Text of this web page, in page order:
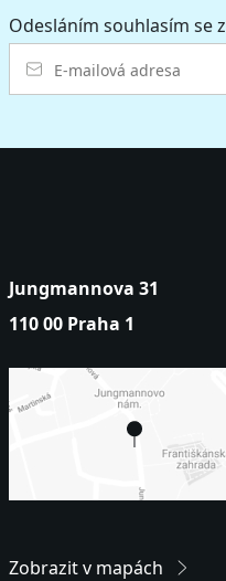
Odesláním souhlasím se
Jungmannova 31
110 00 Praha 1
Zobrazit v mapách